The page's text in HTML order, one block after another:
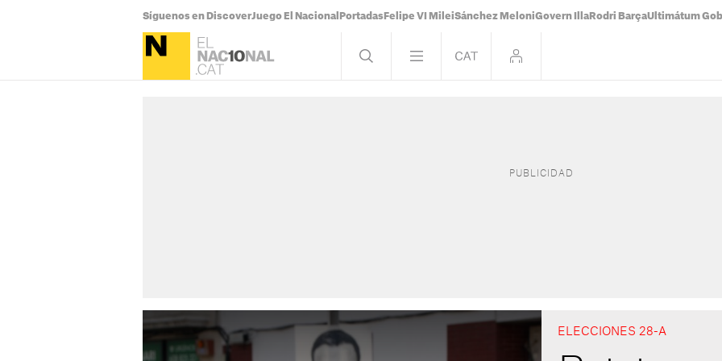
Síguenos en DiscoverJuego El Nacional Portadas Felipe VI MileiSánchez MeloniGovern Illa Rodri BarçaUltimátum
ELECCIONES 28-A